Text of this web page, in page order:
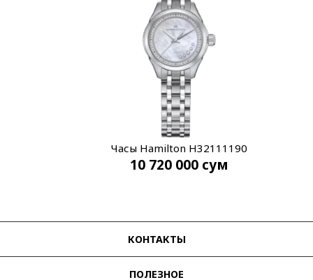
Часы Hamilton H32111190
10 720 000 сум
КОНТАКТЫ
ПОЛЕЗНОЕ